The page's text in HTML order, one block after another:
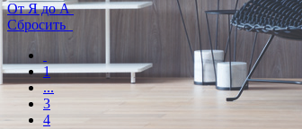
От Я до А
Сбросить
1
...
3
4